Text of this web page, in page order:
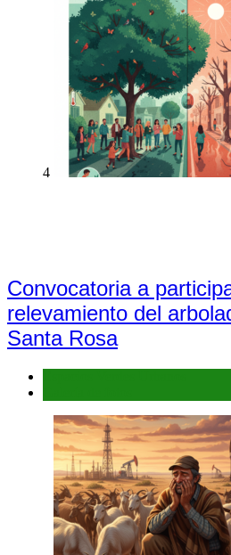
4
Convocatoria a
relevamiento del
Santa Rosa